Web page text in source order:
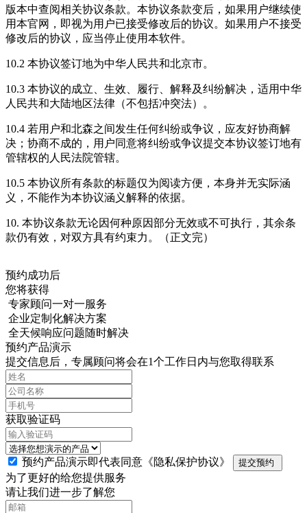
版本中查阅相关协议条款。本协议条款变后，如果用户继续使
用本官网，即视为用户已接受修改后的协议。如果用户不接受
修改后的协议，应当停止使用本软件。
10.2 本协议签订地为中华人民共和北京市。
10.3 本协议的成立、生效、履行、解释及纠纷解决，适用中华
人民共和大陆地区法律（不包括冲突法）。
10.4 若用户和北森之间发生任何纠纷或争议，应友好协商解
决；协商不成的，用户同意将纠纷或争议提交本协议签订地有
管辖权的人民法院管辖。
10.5 本协议所有条款的标题仅为阅读方便，本身并无实际涵
义，不能作为本协议涵义解释的依据。
10. 本协议条款无论因何种原因部分无效或不可执行，其余条
款仍有效，对双方具有约束力。（正文完）
预约成功后
您将获得
专家顾问一对一服务
企业定制化解决方案
全天候响应问题随时解决
预约产品演示
提交信息后，专属顾问将会在1个工作日内与您取得联系
获取验证码
预约产品演示即代表同意 《隐私保护协议》 提交预约
为了更好的给您提供服务
请让我们进一步了解您